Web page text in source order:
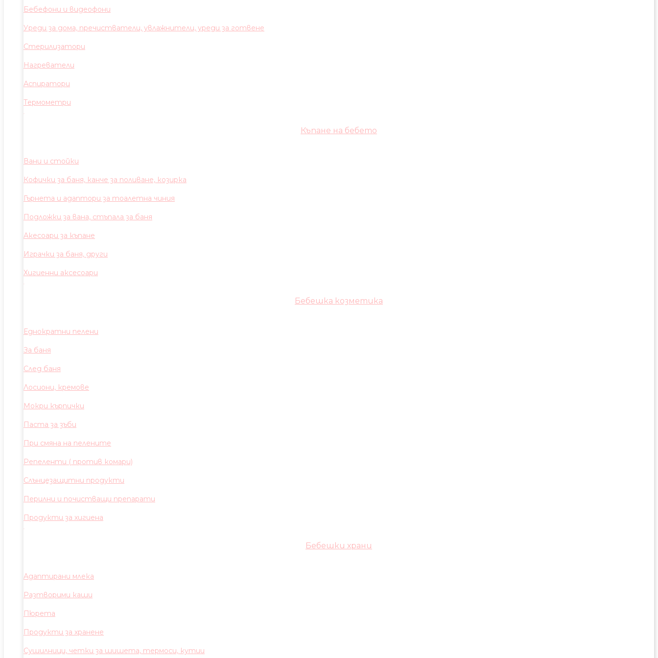
Бебефони и видеофони
Уреди за дома, пречистватели, увлажнители, уреди за готвене
Стерилизатори
Нагреватели
Аспиратори
Термометри
Къпане на бебето
Вани и стойки
Кофички за баня, канче за поливане, козирка
Гърнета и адаптори за тоалетна чиния
Подложки за вана, стъпала за баня
Акесоари за къпане
Играчки за баня, други
Хигиенни аксесоари
Бебешка козметика
Еднократни пелени
За баня
След баня
Лосиони, кремове
Мокри кърпички
Паста за зъби
При смяна на пелените
Репеленти ( против комари)
Слънцезащитни продукти
Перилни и почистващи препарати
Продукти за хигиена
Бебешки храни
Адаптирани млека
Разтворими каши
Пюрета
Продукти за хранене
Сушилници, четки за шишета, термоси, кутии